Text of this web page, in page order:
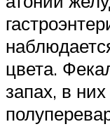
цвета.
запах, в